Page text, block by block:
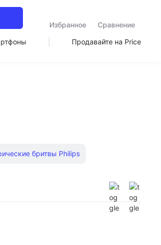
Избранное
Сравнение
Продавайте на Price
бритвы Philips
триммером Braun Шейверы